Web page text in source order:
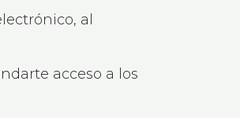
al
acceso a los